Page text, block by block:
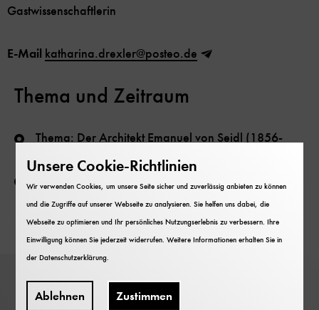
Gastwissenschaftlerin
E-Mail katharina.drexler@posteo.de
Thema und Zeitraum
Thema: Der Architekt Emanuel von Seidl (1856-
Zeitraum: 1. Januar bis 30. Juni 2023
Unsere Cookie-Richtlinien
Wir verwenden Cookies, um unsere Seite sicher und zuverlässig anbieten zu können
und die Zugriffe auf unserer Webseite zu analysieren. Sie helfen uns dabei, die
Webseite zu optimieren und Ihr persönliches Nutzungserlebnis zu verbessern. Ihre
Einwilligung können Sie jederzeit widerrufen. Weitere Informationen erhalten Sie in
derDatenschutzerklärung.
Ablehnen Zustimmen